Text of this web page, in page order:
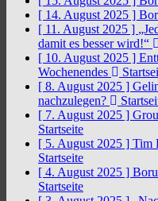
[ 14. August 2025 ]
[ 11. August 2025 ]
damit es besser wird!“
[ 10. August 2025 ]
Wochenendes
[ 8. August 2025 ]
nachzulegen?
[ 7. August 2025 ]
Startseite
[ 5. August 2025 ] Tim
Startseite
[ 4. August 2025 ]
Startseite